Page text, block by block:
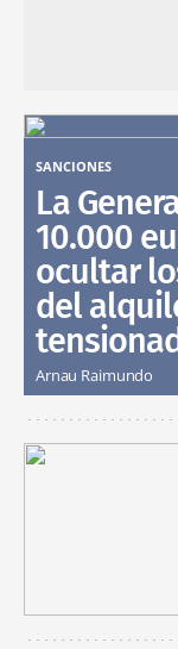
SANCIONES
La
10.000
ocultar
del
Arnau Raimundo